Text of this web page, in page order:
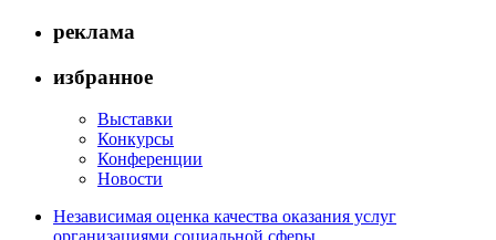
реклама
избранное
Выставки
Конкурсы
Конференции
Новости
Независимая оценка качества оказания услуг